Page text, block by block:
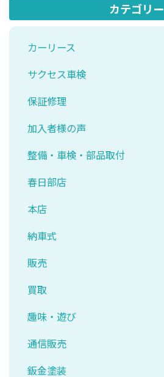
カテゴリー
カーリース
サクセス車検
保証修理
加入者様の声
整備・車検・部品取付
春日部店
本店
納車式
販売
買取
趣味・遊び
通信販売
鈑金塗装